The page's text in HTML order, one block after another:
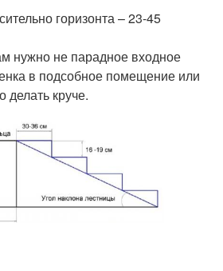
горизонта – 23-45
нужно не парадное входное
в подсобное помещение или
делать круче.